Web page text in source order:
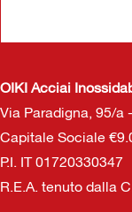
OIKI Acciai
Via Paradigna, 95/a
Capitale Sociale
P.I. IT 01720330347
R.E.A. tenuto dalla